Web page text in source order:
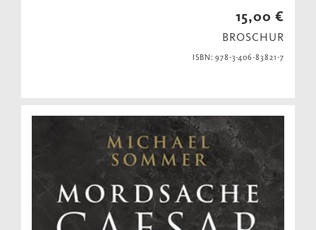
15,00 €
BROSCHUR
ISBN: 978-3-406-83821-7